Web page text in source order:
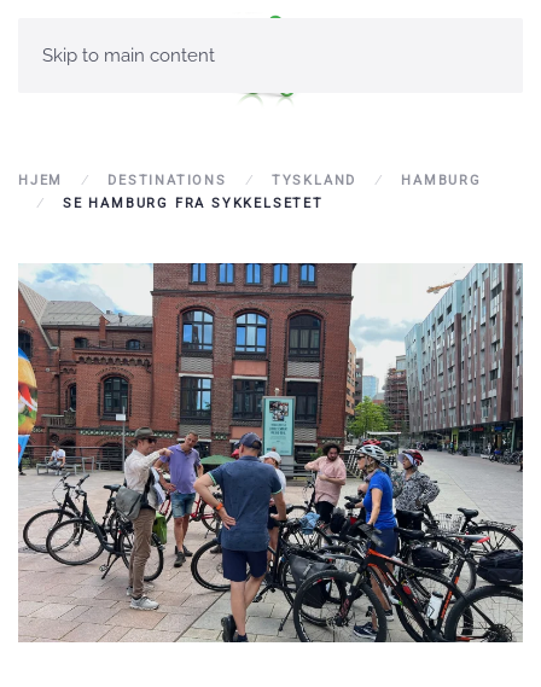
Skip to main content
HJEM DESTINATIONS TYSKLAND
HAMBURG
SE HAMBURG FRA SYKKELSETET